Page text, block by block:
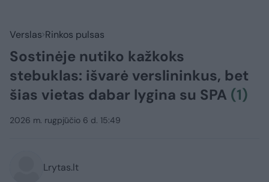
Verslas Rinkos pulsas
Sostinėje nutiko kažkoks
stebuklas: išvarė verslininkus, bet
šias vietas dabar lygina su SPA (1)
2026 m. rugpjūčio 6 d. 15:49
Lrytas.lt